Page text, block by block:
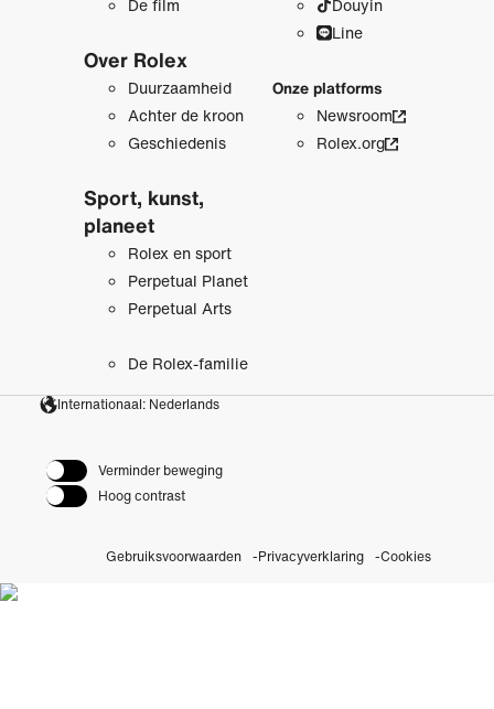
De film
Over Rolex
Duurzaamheid
Achter de kroon
Geschiedenis
Sport, kunst,
planeet
Rolex en sport
Perpetual Planet
Perpetual Arts
De Rolex-familie
Douyin
Line
Onze platforms
Newsroom
Rolex.org
Internationaal: Nederlands
Verminder beweging
Hoog contrast
Gebruiksvoorwaarden Privacyverklaring Cookies